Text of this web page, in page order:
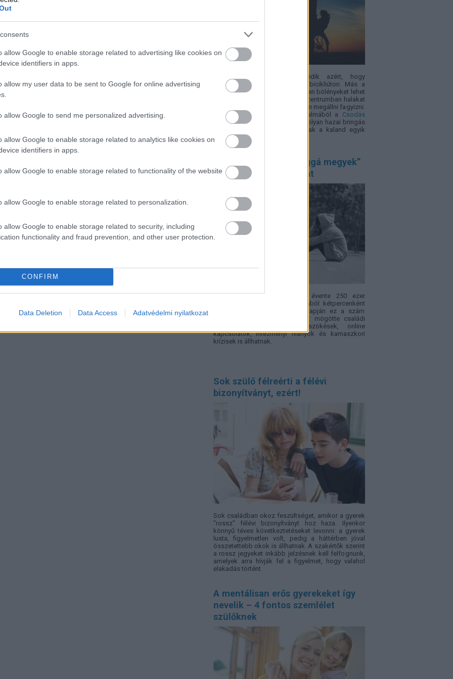
allow Google to enable storage related to advertising like cookies on
identifiers in apps.
allow my user data to be sent to Google for online advertising
allow Google to send me personalized advertising.
allow Google to enable storage related to analytics like cookies on
identifiers in apps.
allow Google to enable storage related to functionality of the website
allow Google to enable storage related to personalization.
allow Google to enable storage related to security, including
functionality and fraud prevention, and other user protection.
CONFIRM
Data Deletion Data Access Adatvédelmi nyilatkozat
Nem minden gyerek lelkesedik azért, hogy
kilométereken át tekerjen egy bicikliúton. Más a
helyzet viszont akkor, ha útközben bölényeket lehet
látni, arborétumban sétálni, ökocentrumban halakat
nézni vagy éppen egy vár tövében megállni fagyizni.
A kerékpározás világnapja alkalmából a Csodás
Magyarország
összegyűjtött öt olyan hazai bringás
útvonalat, ahol maga az út csak a kaland egyik
része.
Eltűnt kamasz: a „világgá megyek”
tragédiába is torkollhat
Európában becslések szerint évente 250 ezer
gyerek tűnik el – vagyis nagyjából kétpercenként
egy. Az Eltűnt gyerekek világnapján ez a szám
nemcsak rendőrségi statisztika: mögötte családi
konfliktusok, bántalmazás, szökések, online
kapcsolatok, intézményi hiányok és kamaszkori
krízisek is állhatnak.
Sok szülő félreérti a félévi
bizonyítványt, ezért!
Sok családban okoz feszültséget, amikor a gyerek
"rossz" félévi bizonyítványt hoz haza. Ilyenkor
könnyű téves következtetéseket levonni: a gyerek
lusta, figyelmetlen volt, pedig a háttérben jóval
összetettebb okok is állhatnak. A szakértők szerint
a rossz jegyeket inkább jelzésnek kell felfognunk,
amelyek arra hívják fel a figyelmet, hogy valahol
elakadás történt.
A mentálisan erős gyerekeket így
nevelik – 4 fontos szemlélet
szülőknek